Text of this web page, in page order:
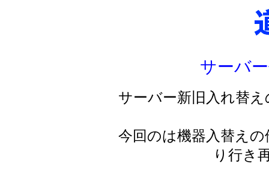
サーバ
サーバー新旧入れ替
今回のは機器入替え
り行き